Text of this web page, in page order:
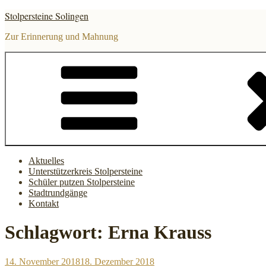
Zum
Inhalt
springen
Stolpersteine Solingen
Zur Erinnerung und Mahnung
Aktuelles
Unterstützerkreis Stolpersteine
Schüler putzen Stolpersteine
Stadtrundgänge
Kontakt
Schlagwort: Erna Krauss
Veröffentlicht
14. November 201818. Dezember 2018